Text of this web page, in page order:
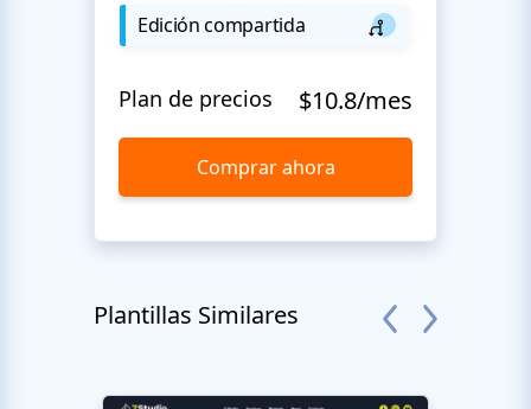
Edición compartida
Plan de precios $10.8/mes
Comprar ahora
Plantillas Similares